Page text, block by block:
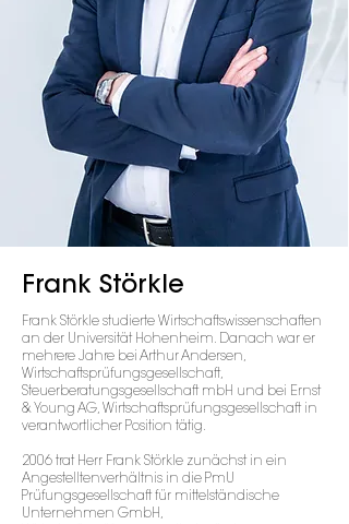
Frank Störkle
Frank Störkle studierte Wirtschaftswissenschaften
an der Universität Hohenheim. Danach war er
mehrere Jahre bei Arthur Andersen,
Wirtschaftsprüfungsgesellschaft,
Steuerberatungsgesellschaft mbH und bei Ernst
& Young AG, Wirtschaftsprüfungsgesellschaft in
verantwortlicher Position tätig.
2006 trat Herr Frank Störkle zunächst in ein
Angestelltenverhältnis in die PmU
Prüfungsgesellschaft für mittelständische
Unternehmen GmbH,